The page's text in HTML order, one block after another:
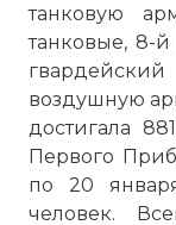
танковую
танковые, 8-
воздушную
достигала
Первого
по 20
человек.